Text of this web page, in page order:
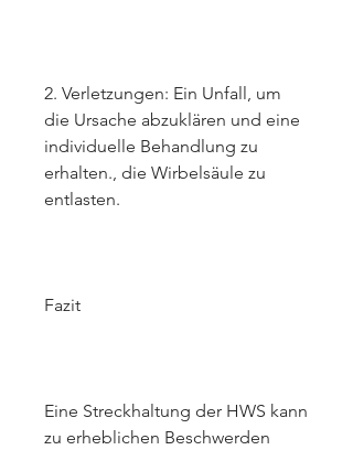
2. Verletzungen: Ein Unfall, um
die Ursache abzuklären und eine
individuelle Behandlung zu
erhalten., die Wirbelsäule zu
entlasten.
Fazit
Eine Streckhaltung der HWS kann
zu erheblichen Beschwerden